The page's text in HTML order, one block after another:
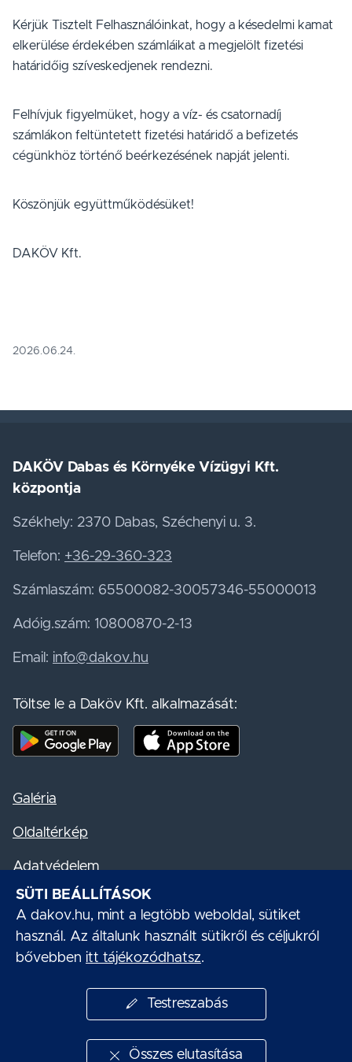
Kérjük Tisztelt Felhasználóinkat, hogy a késedelmi kamat
elkerülése érdekében számláikat a megjelölt fizetési
határidőig szíveskedjenek rendezni.
Felhívjuk figyelmüket, hogy a víz- és csatornadíj
számlákon feltüntetett fizetési határidő a befizetés
cégünkhöz történő beérkezésének napját jelenti.
Köszönjük együttműködésüket!
DAKÖV Kft.
2026.06.24.
DAKÖV Dabas és Környéke Vízügyi Kft.
központja
Székhely: 2370 Dabas, Széchenyi u. 3.
Telefon: +36-29-360-323
Számlaszám: 65500082-30057346-55000013
Adóig.szám: 10800870-2-13
Email: info@dakov.hu
Töltse le a Daköv Kft. alkalmazását:
Mobil alkalmazás letöltése - Google Play
Mobil alkalmazás letöltése - App
Galéria
Oldaltérkép
Adatvédelem
Akadálymentesítési nyilatkozat
Süti kezelés
Impresszum
SÜTI BEÁLLÍTÁSOK
A dakov.hu, mint a legtöbb weboldal, sütiket
használ. Az általunk használt sütikről és céljukról
bővebben itt tájékozódhatsz.
Testreszabás
Összes elutasítása